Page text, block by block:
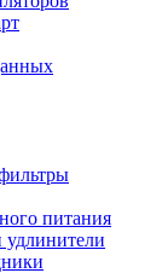
питания
удлинители